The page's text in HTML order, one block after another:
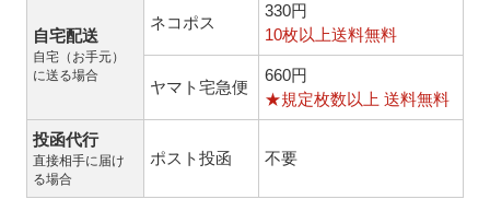
自宅配送
自宅（お手元）
に送る場合
ネコポス
330円
10枚以上送料無料
ヤマト宅急便
660円
★規定枚数以上 送料無料
投函代行
直接相手に届け
る場合
ポスト投函 不要